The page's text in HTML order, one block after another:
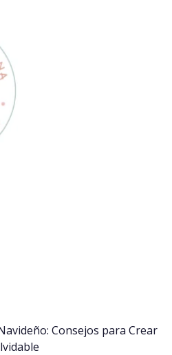
Consejos para Crear